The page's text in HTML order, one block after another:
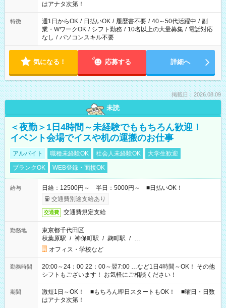
はアナタ次第！
特徴 週1日からOK / 日払いOK / 履歴書不要 / 40～50代活躍中 / 副
業・WワークOK / シフト勤務 / 10名以上の大量募集 / 電話対応
なし / パソコンスキル不要
気になる！ 応募する 詳細へ
掲載日：2026.08.09
未読
＜夜勤＞1日4時間～未経験でももちろん歓迎！
イベント会場でイスや机の運搬のお仕事
アルバイト 職種未経験OK 社会人未経験OK
大学生歓迎
ブランクOK
WEB登録・面接OK
給与
日給：12500円～ 半日：5000円～ ■日払いOK！
交通費別途支給あり
交通費 交通費規定支給
勤務地
東京都千代田区
秋葉原駅 / 神保町駅 / 麹町駅 / …
オフィス・学校など
勤務時間
20:00～24：00 22：00～翌7:00 …など1日4時間～OK！ その他
シフトもございます！ お気軽にご相談ください！
期間
激短1日～OK！ ■もちろん即日スタートもOK！ ■曜日・日数
はアナタ次第！